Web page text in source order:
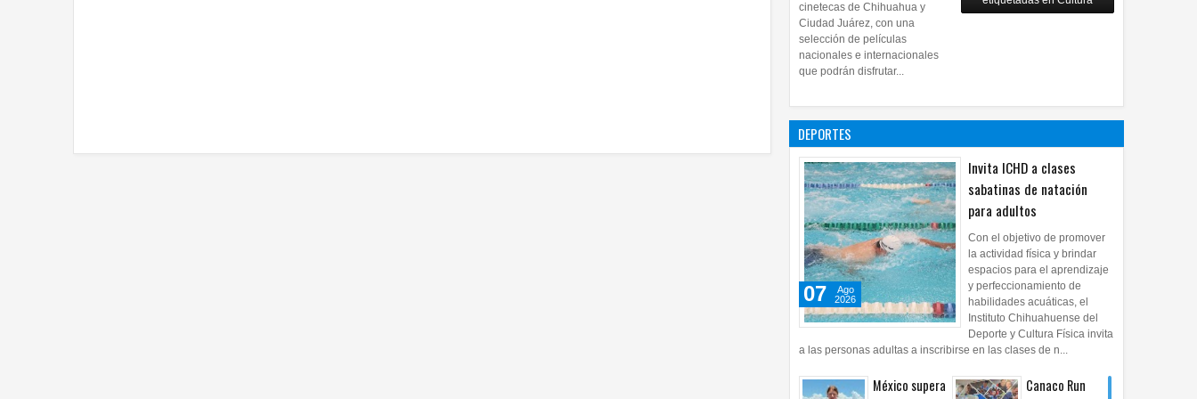
cinetecas de Chihuahua y
Ciudad Juárez, con una
selección de películas
nacionales e internacionales
que podrán disfrutar...
Copian
DEPORTES
Invita ICHD a clases
sabatinas de natación
para adultos
07
Ago
2026
Con el objetivo de promover
la actividad física y brindar
espacios para el aprendizaje
y perfeccionamiento de
habilidades acuáticas, el
Instituto Chihuahuense del
Deporte y Cultura Física invita
a las personas adultas a inscribirse en las clases de n...
México supera
Canaco Run